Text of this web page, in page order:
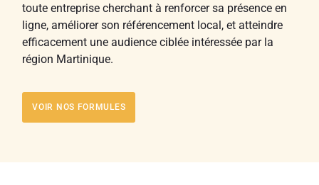
toute entreprise cherchant à renforcer sa présence en
ligne, améliorer son référencement local, et atteindre
efficacement une audience ciblée intéressée par la
région Martinique.
VOIR NOS FORMULES